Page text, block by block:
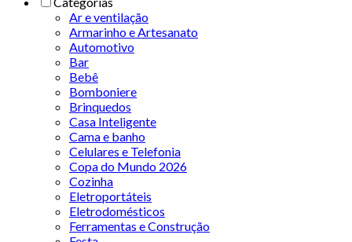
Ar e ventilação
Armarinho e Artesanato
Automotivo
Bar
Bebê
Bomboniere
Brinquedos
Casa Inteligente
Cama e banho
Celulares e Telefonia
Copa do Mundo 2026
Cozinha
Eletroportáteis
Eletrodomésticos
Ferramentas e Construção